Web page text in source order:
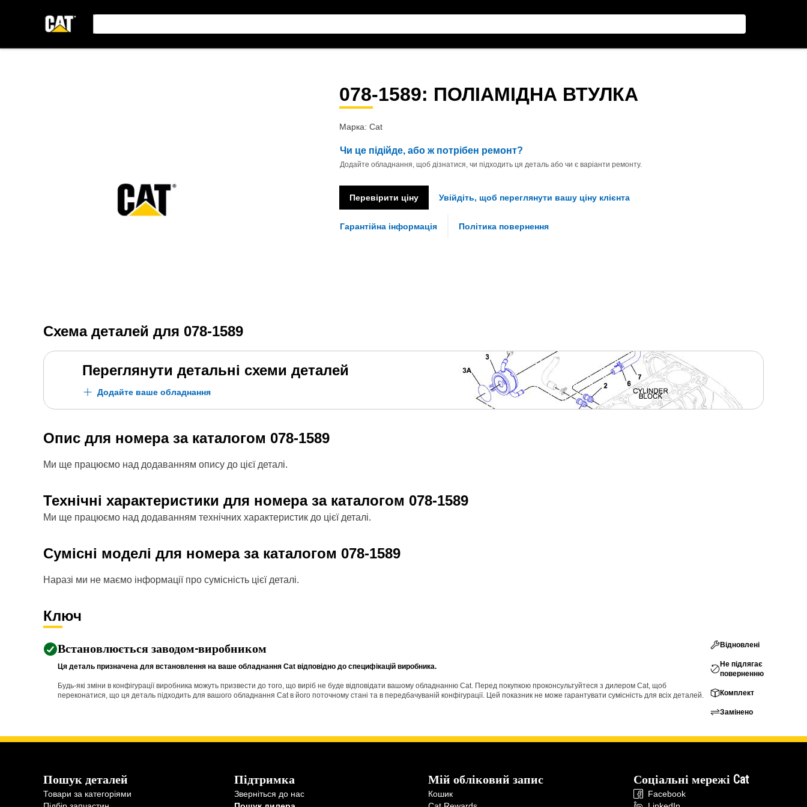
078-1589: ПОЛІАМІДНА ВТУЛКА
Марка: Cat
Чи це підійде, або ж потрібен ремонт?
Додайте обладнання, щоб дізнатися, чи підходить ця деталь або чи є варіанти ремонту.
Перевірити ціну Увійдіть, щоб переглянути вашу ціну клієнта
Гарантійна інформація Політика повернення
Схема деталей для 078-1589
Переглянути детальні схеми деталей
Додайте ваше обладнання
Опис для номера за каталогом 078-1589
Ми ще працюємо над додаванням опису до цієї деталі.
Технічні характеристики для номера за каталогом 078-1589
Ми ще працюємо над додаванням технічних характеристик до цієї деталі.
Сумісні моделі для номера за каталогом 078-1589
Наразі ми не маємо інформації про сумісність цієї деталі.
Ключ
Встановлюється заводом-виробником
Ця деталь призначена для встановлення на ваше обладнання Cat відповідно до специфікацій виробника.
Будь-які зміни в конфігурації виробника можуть призвести до того, що виріб не буде відповідати вашому обладнанню Cat. Перед покупкою проконсультуйтеся з дилером Cat, щоб
переконатися, що ця деталь підходить для вашого обладнання Cat в його поточному стані та в передбачуваній конфігурації. Цей показник не може гарантувати сумісність для всіх деталей.
Відновлені
Не підлягає
поверненню
Комплект
Замінено
Пошук деталей
Товари за категоріями
Підтримка
Зверніться до нас
Мій обліковий запис
Кошик
Соціальні мережі Cat
Facebook